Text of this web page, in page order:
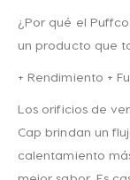
¿Por qué el
un producto que
+ Rendimiento +
Los orificios de
Cap brindan un
calentamiento